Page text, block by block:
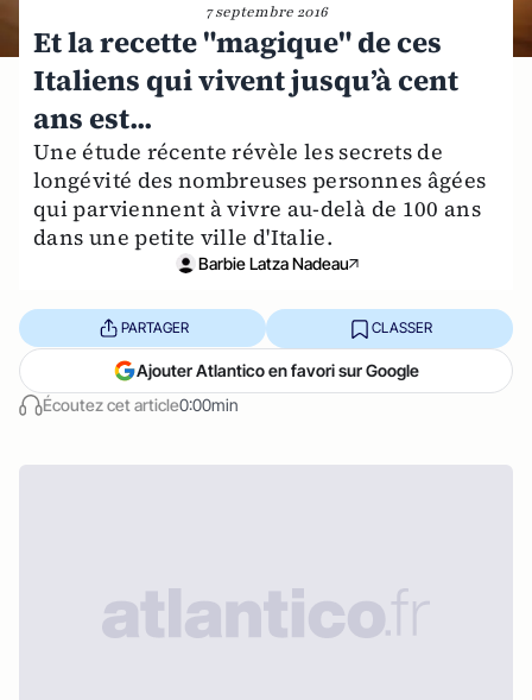
7 septembre 2016
Et la recette "magique" de ces
Italiens qui vivent jusqu’à cent
ans est...
Une étude récente révèle les secrets de
longévité des nombreuses personnes âgées
qui parviennent à vivre au-delà de 100 ans
dans une petite ville d'Italie.
Barbie Latza Nadeau
Écoutez cet article0:00min
PARTAGER CLASSER
Ajouter Atlantico en favori sur Google